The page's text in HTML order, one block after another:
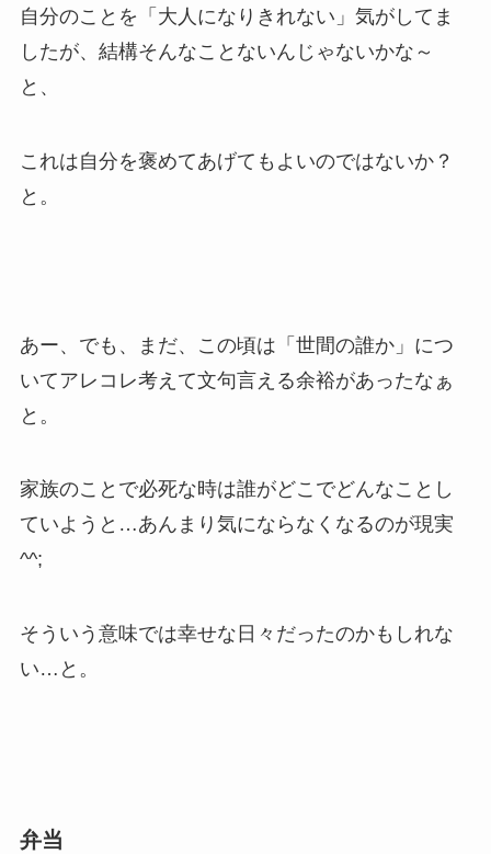
自分のことを「大人になりきれない」気がしてま
したが、結構そんなことないんじゃないかな～
と、
これは自分を褒めてあげてもよいのではないか？
と。
あー、でも、まだ、この頃は「世間の誰か」につ
いてアレコレ考えて文句言える余裕があったなぁ
と。
家族のことで必死な時は誰がどこでどんなことし
ていようと…あんまり気にならなくなるのが現実
^^;
そういう意味では幸せな日々だったのかもしれな
い…と。
弁当